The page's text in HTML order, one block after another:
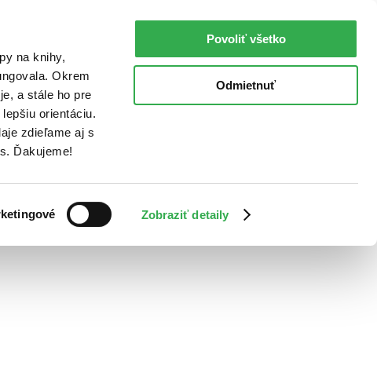
na knihy,
Okrem
a stále ho pre
orientáciu.
zdieľame aj s
Ďakujeme!
Zobraziť detaily
Povoliť všetko
Odmietnuť